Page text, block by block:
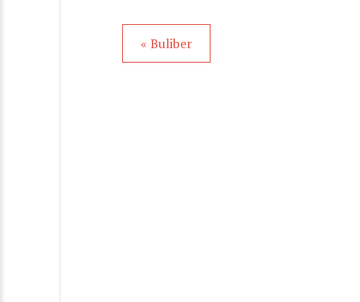
« Buliber